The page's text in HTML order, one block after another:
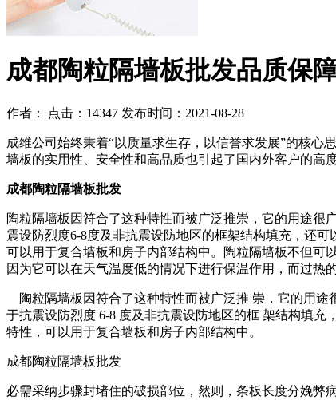
成都陶粒隔墙板批发品质保
作者： 点击：14347 发布时间：2021-08-28
成维公司始终秉着“以质量求生存，以信誉求发展”的核
墙板的实用性、安全性和高品质也引起了国内外客户的高度
成都陶粒隔墙板批发
陶粒隔墙板因符合了这种特性而被广泛推崇，它的用途
震设防烈度6-8度及非抗震设防地区的框架结构填充，还
可以用于复合墙板和房子内部结构中。陶粒隔墙板不但可
因为它可以在天气温度低的情况下进行保温作用，而过热
陶粒隔墙板因符合了这种特性而被广泛推 崇，它的用途
于抗震设防烈度 6-8 度及非抗震设防地区的框 架结构填
特性，可以用于复合墙板和房子内部结构中。
成都陶粒隔墙板批发
必需采纳步骤封堵住的破损部位，然则，条板长度分娩弊